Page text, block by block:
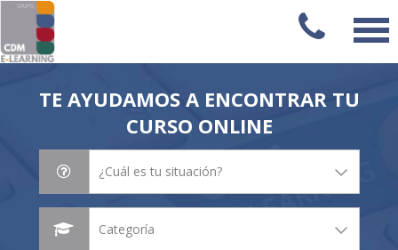
TE AYUDAMOS A ENCONTRAR TU
CURSO ONLINE